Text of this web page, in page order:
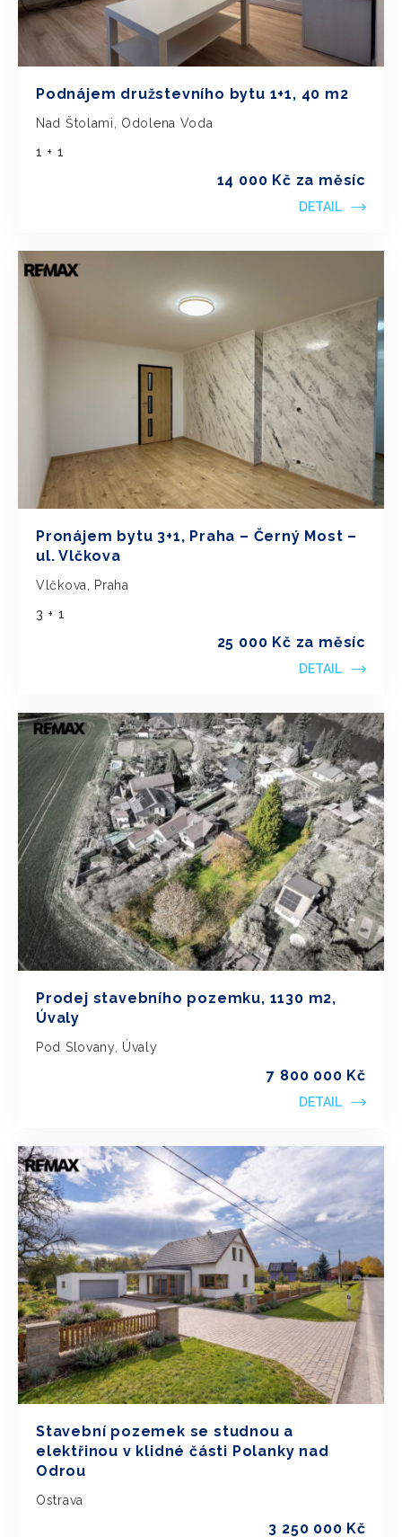
Podnájem družstevního bytu 1+1, 40 m2
Nad Štolami, Odolena Voda
1 + 1
14 000 Kč za měsíc
DETAIL
Pronájem bytu 3+1, Praha – Černý Most –
ul. Vlčkova
Vlčkova, Praha
3 + 1
25 000 Kč za měsíc
DETAIL
Prodej stavebního pozemku, 1130 m2,
Úvaly
Pod Slovany, Úvaly
7 800 000 Kč
DETAIL
Stavební pozemek se studnou a
elektřinou v klidné části Polanky nad
Odrou
Ostrava
3 250 000 Kč